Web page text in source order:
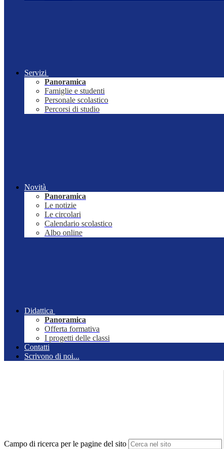
Servizi
Panoramica
Famiglie e studenti
Personale scolastico
Percorsi di studio
Novità
Panoramica
Le notizie
Le circolari
Calendario scolastico
Albo online
Didattica
Panoramica
Offerta formativa
I progetti delle classi
Contatti
Scrivono di noi...
Campo di ricerca per le pagine del sito